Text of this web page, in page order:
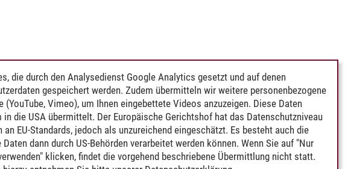
die durch den Analysedienst Google Analytics gesetzt und auf denen
gespeichert werden. Zudem übermitteln wir weitere personenbezogene
(YouTube, Vimeo), um Ihnen eingebettete Videos anzuzeigen. Diese Daten
in die USA übermittelt. Der Europäische Gerichtshof hat das Datenschutzniveau
an EU-Standards, jedoch als unzureichend eingeschätzt. Es besteht auch die
dann durch US-Behörden verarbeitet werden können. Wenn Sie auf "Nur
klicken, findet die vorgehend beschriebene Übermittlung nicht statt.